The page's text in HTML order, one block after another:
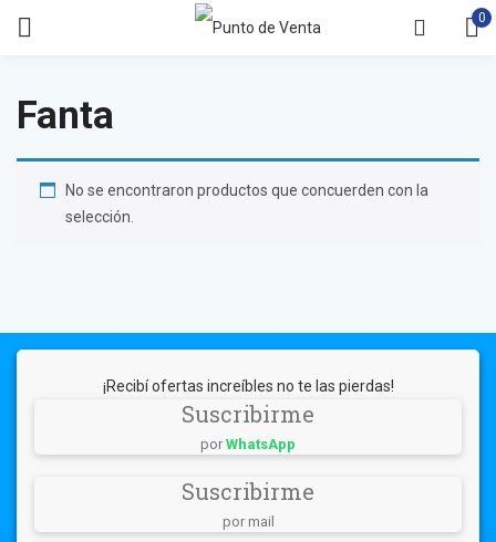
0
Fanta
No se encontraron productos que concuerden con la
selección.
¡Recibí ofertas increíbles no te las pierdas!
Suscribirme
por WhatsApp
Suscribirme
por mail